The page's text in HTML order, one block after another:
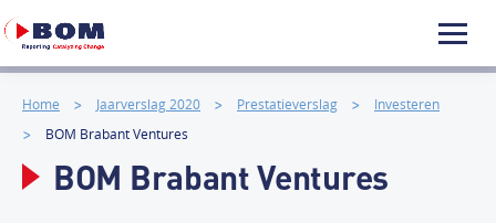
Home Jaarverslag 2020 Prestatieverslag
Investeren
BOM Brabant Ventures
BOM Brabant Ventures